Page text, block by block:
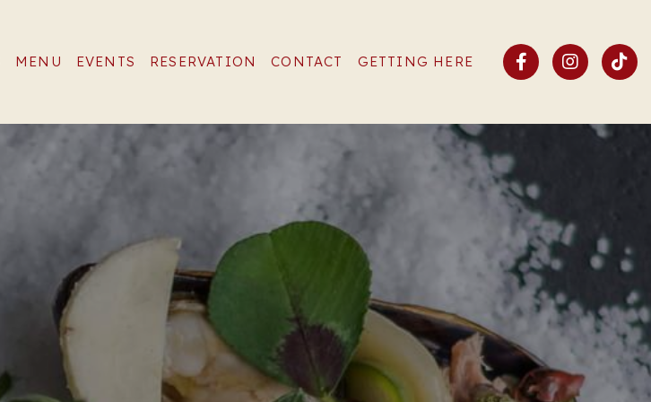
MENU EVENTS RESERVATION CONTACT GETTING HERE